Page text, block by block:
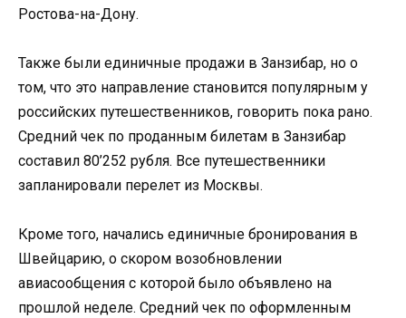
Ростова-на-Дону.
Также были единичные продажи в Занзибар, но о
том, что это направление становится популярным у
российских путешественников, говорить пока рано.
Средний чек по проданным билетам в Занзибар
составил 80’252 рубля. Все путешественники
запланировали перелет из Москвы.
Кроме того, начались единичные бронирования в
Швейцарию, о скором возобновлении
авиасообщения с которой было объявлено на
прошлой неделе. Средний чек по оформленным